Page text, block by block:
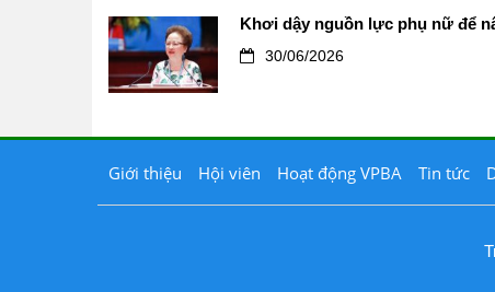
Khơi dậy nguồn lực phụ nữ để
30/06/2026
Giới thiệu Hội viên Hoạt động VPBA Tin tức